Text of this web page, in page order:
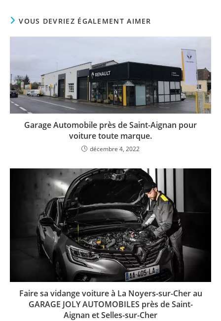
VOUS DEVRIEZ ÉGALEMENT AIMER
Garage Automobile près de Saint-Aignan pour
voiture toute marque.
décembre 4, 2022
Faire sa vidange voiture à La Noyers-sur-Cher au
GARAGE JOLY AUTOMOBILES près de Saint-
Aignan et Selles-sur-Cher